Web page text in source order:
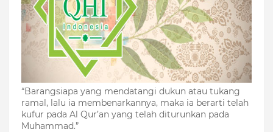
“Barangsiapa yang mendatangi dukun atau tukang
ramal, lalu ia membenarkannya, maka ia berarti telah
kufur pada Al Qur’an yang telah diturunkan pada
Muhammad.”